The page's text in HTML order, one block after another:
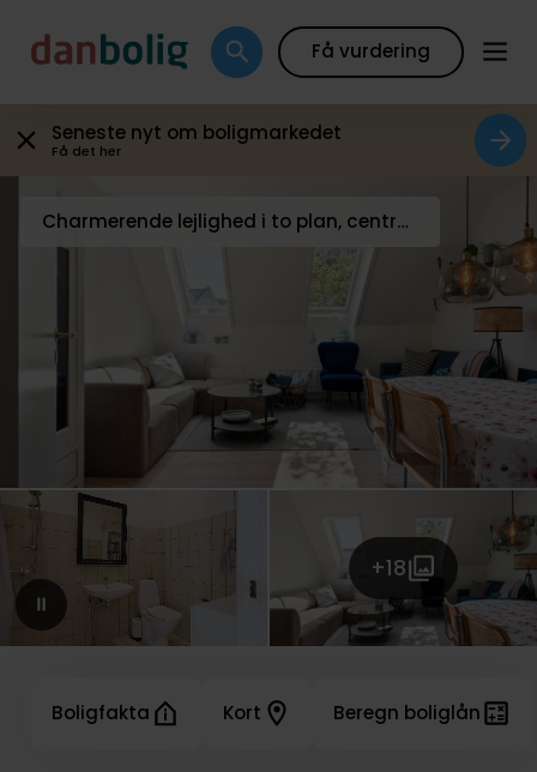
Få vurdering
Seneste nyt om boligmarkedet
Få det her
+18
Charmerende lejlighed i to plan, central beliggenhed
Boligfakta Kort Beregn boliglån
Galleri Boligfakta Kort Beregn boliglån